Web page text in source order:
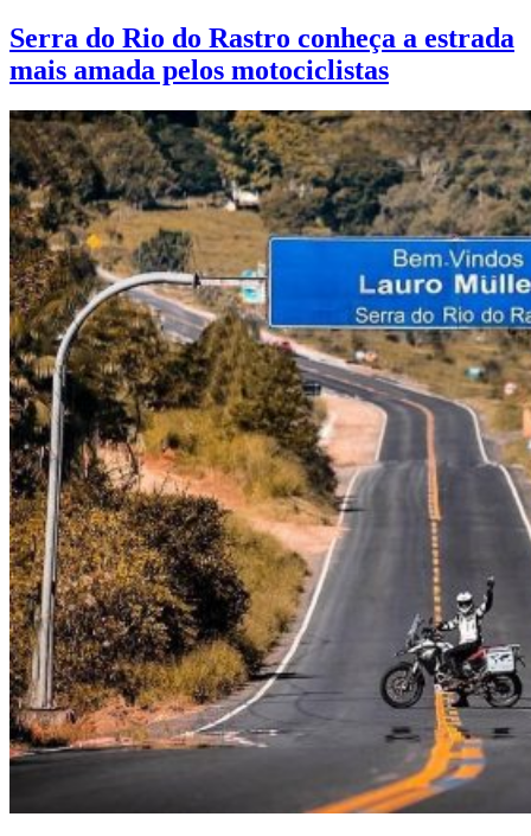
Serra do Rio do Rastro conheça a estrada
mais amada pelos motociclistas